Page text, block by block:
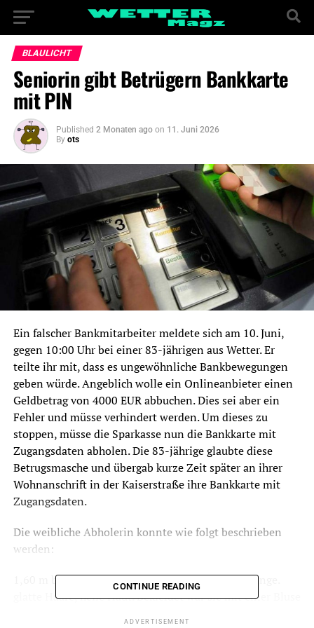
BLAULICHT
Seniorin gibt Betrügern Bankkarte
mit PIN
Published 2 Monaten ago on 11. Juni 2026
By ots
Ein falscher Bankmitarbeiter meldete sich am 10. Juni,
gegen 10:00 Uhr bei einer 83-jährigen aus Wetter. Er
teilte ihr mit, dass es ungewöhnliche Bankbewegungen
geben würde. Angeblich wolle ein Onlineanbieter einen
Geldbetrag von 4000 EUR abbuchen. Dies sei aber ein
Fehler und müsse verhindert werden. Um dieses zu
stoppen, müsse die Sparkasse nun die Bankkarte mit
Zugangsdaten abholen. Die 83-jährige glaubte diese
Betrugsmasche und übergab kurze Zeit später an ihrer
Wohnanschrift in der Kaiserstraße ihre Bankkarte mit
Zugangsdaten.
Die weibliche Abholerin konnte wie folgt beschrieben
werden:
1,60 m bis 1,70 m groß, dunkelblonde, schulterlange.
glatte Haare, helle Haut. Bekleidet war sie mit einer Bluse
CONTINUE READING
ADVERTISEMENT